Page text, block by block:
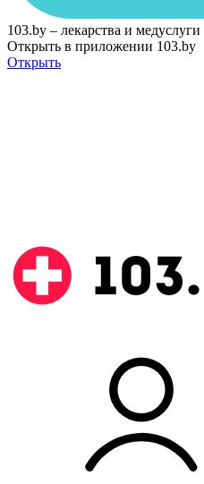
103.by – лекарства и медуслуги
Открыть в приложении 103.by
Открыть